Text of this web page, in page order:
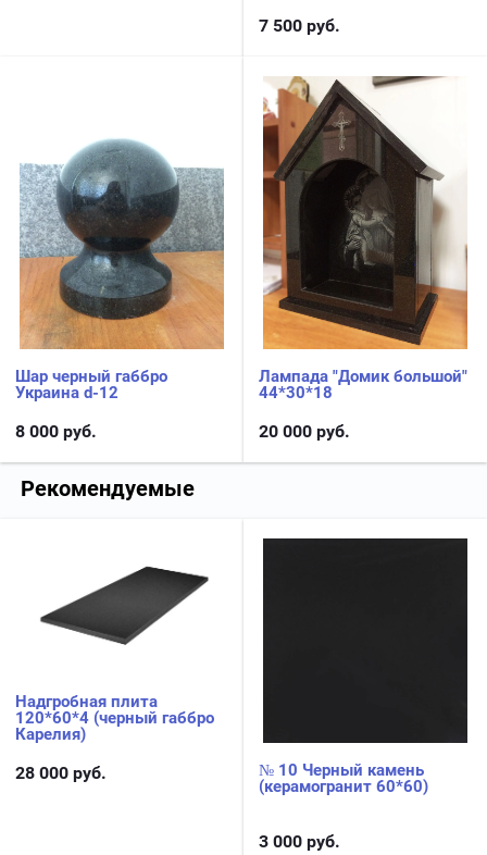
7 500 руб.
Шар черный габбро
Украина d-12
8 000 руб.
Лампада "Домик большой"
44*30*18
20 000 руб.
Рекомендуемые
Надгробная плита
120*60*4 (черный габбро
Карелия)
28 000 руб.
№ 10 Черный камень
(керамогранит 60*60)
3 000 руб.